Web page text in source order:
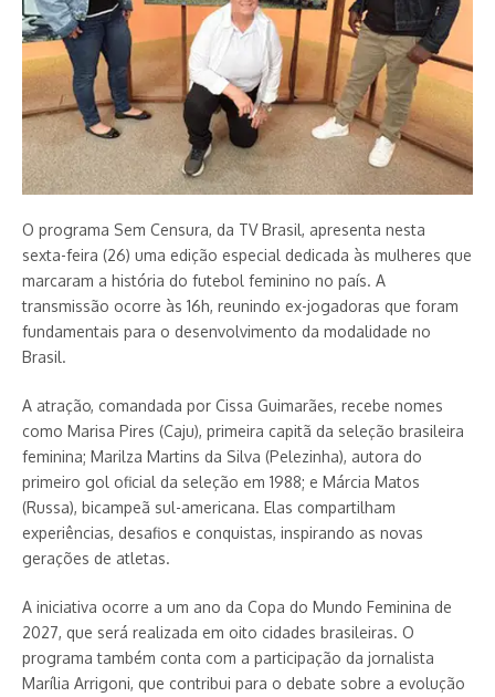
O programa Sem Censura, da TV Brasil, apresenta nesta
sexta-feira (26) uma edição especial dedicada às mulheres que
marcaram a história do futebol feminino no país. A
transmissão ocorre às 16h, reunindo ex-jogadoras que foram
fundamentais para o desenvolvimento da modalidade no
Brasil.
A atração, comandada por Cissa Guimarães, recebe nomes
como Marisa Pires (Caju), primeira capitã da seleção brasileira
feminina; Marilza Martins da Silva (Pelezinha), autora do
primeiro gol oficial da seleção em 1988; e Márcia Matos
(Russa), bicampeã sul-americana. Elas compartilham
experiências, desafios e conquistas, inspirando as novas
gerações de atletas.
A iniciativa ocorre a um ano da Copa do Mundo Feminina de
2027, que será realizada em oito cidades brasileiras. O
programa também conta com a participação da jornalista
Marília Arrigoni, que contribui para o debate sobre a evolução